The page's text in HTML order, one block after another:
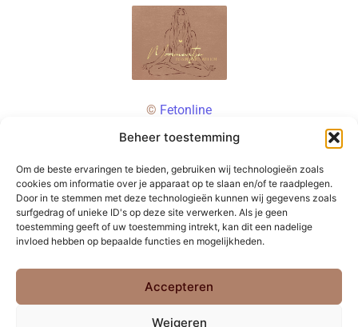
Beheer toestemming
Om de beste ervaringen te bieden, gebruiken wij technologieën zoals
cookies om informatie over je apparaat op te slaan en/of te raadplegen.
Door in te stemmen met deze technologieën kunnen wij gegevens zoals
surfgedrag of unieke ID's op deze site verwerken. Als je geen
toestemming geeft of uw toestemming intrekt, kan dit een nadelige
invloed hebben op bepaalde functies en mogelijkheden.
Accepteren
Weigeren
© Fetonline